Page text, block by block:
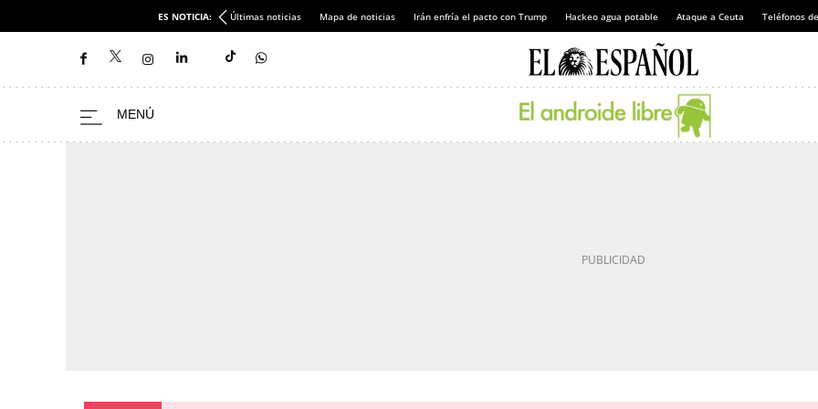
ES NOTICIA: Últimas noticias Mapa de noticias Irán enfría el pacto con Trump Hackeo agua potable Ataque a Ceuta Teléfonos